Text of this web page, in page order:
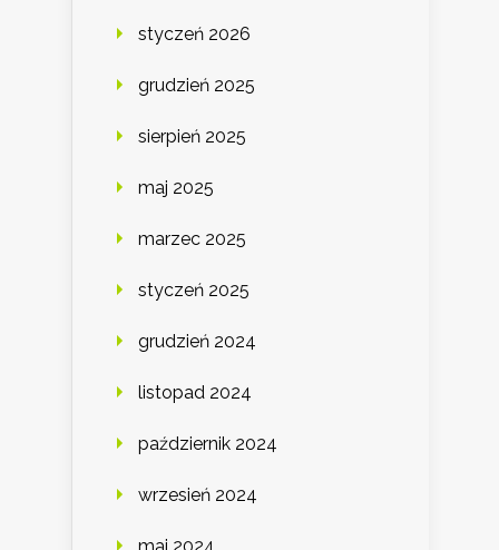
styczeń 2026
grudzień 2025
sierpień 2025
maj 2025
marzec 2025
styczeń 2025
grudzień 2024
listopad 2024
październik 2024
wrzesień 2024
maj 2024